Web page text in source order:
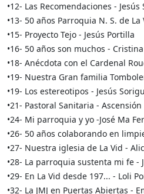
•12- Las Recomendaciones -
•13- 50 años Parroquia N. S. de
•15- Proyecto Tejo - Jesús Portilla
•16- 50 años son muchos -
•18- Anécdota con el Cardenal
•19- Nuestra Gran familia
•19- Los estereotipos - Jesús
•21- Pastoral Sanitaria -
•24- Mi parroquia y yo -José Ma
•26- 50 años colaborando en
•27- Nuestra iglesia de La Vid -
•28- La parroquia sustenta mi fe -
•29- En La Vid desde 197... - Loli
•32- La JMJ en Puertas Abiertas -